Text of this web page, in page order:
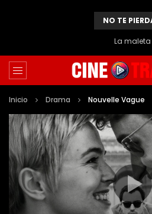
NO TE
La maleta
Inicio Drama Nouvelle Vague